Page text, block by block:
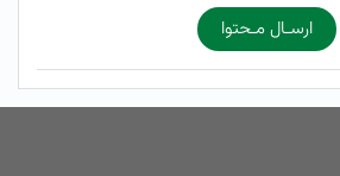
ارسـال مـحتوا